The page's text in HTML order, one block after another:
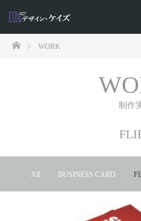
ホームWORK
制作
All BUSINESS CARD